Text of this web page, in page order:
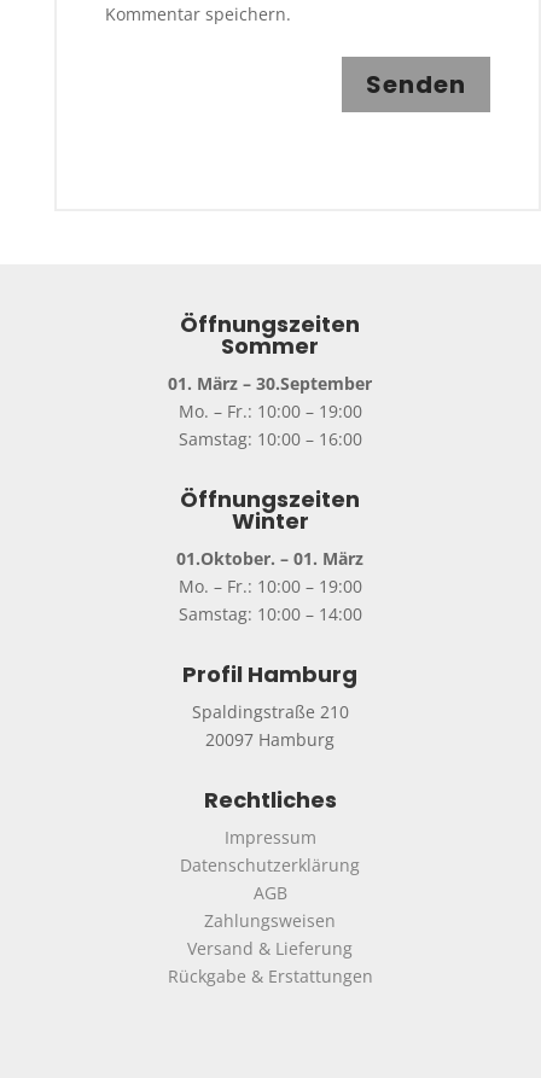
Kommentar speichern.
Senden
Öffnungszeiten
Sommer
01. März – 30.September
Mo. – Fr.: 10:00 – 19:00
Samstag: 10:00 – 16:00
Öffnungszeiten
Winter
01.Oktober. – 01. März
Mo. – Fr.: 10:00 – 19:00
Samstag: 10:00 – 14:00
Profil Hamburg
Spaldingstraße 210
20097 Hamburg
Rechtliches
Impressum
Datenschutzerklärung
AGB
Zahlungsweisen
Versand & Lieferung
Rückgabe & Erstattungen